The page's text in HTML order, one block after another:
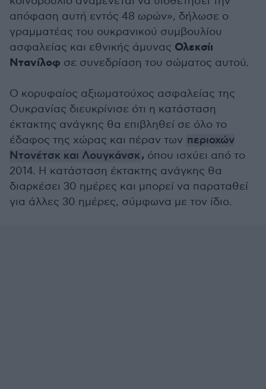
απόφαση αυτή εντός 48 ωρών», δήλωσε ο
γραμματέας του ουκρανικού συμβουλίου
ασφαλείας και εθνικής άμυνας Ολεκσίι
Ντανίλοφ σε συνεδρίαση του σώματος αυτού.
Ο κορυφαίος αξιωματούχος ασφαλείας της
Ουκρανίας διευκρίνισε ότι η κατάσταση
έκτακτης ανάγκης θα επιβληθεί σε όλο το
έδαφος της χώρας και πέραν των περιοχών
Ντονέτσκ και Λουγκάνσκ, όπου ισχύει από το
2014. Η κατάσταση έκτακτης ανάγκης θα
διαρκέσει 30 ημέρες και μπορεί να παραταθεί
για άλλες 30 ημέρες, σύμφωνα με τον ίδιο.